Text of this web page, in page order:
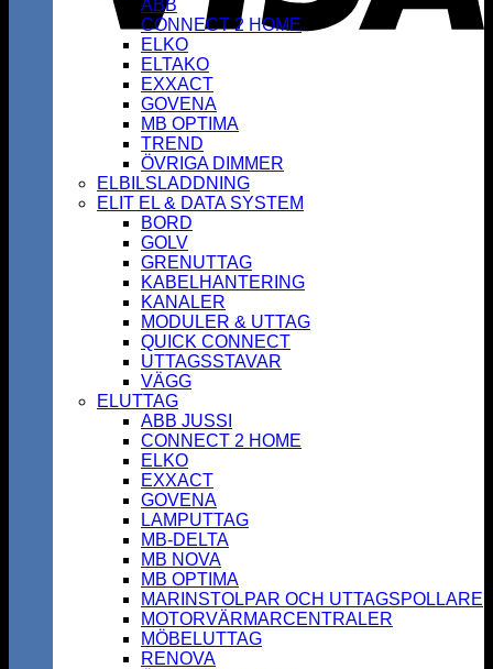
ABB
CONNECT 2 HOME
ELKO
ELTAKO
EXXACT
GOVENA
MB OPTIMA
TREND
ÖVRIGA DIMMER
ELBILSLADDNING
ELIT EL & DATA SYSTEM
BORD
GOLV
GRENUTTAG
KABELHANTERING
KANALER
MODULER & UTTAG
QUICK CONNECT
UTTAGSSTAVAR
VÄGG
ELUTTAG
ABB JUSSI
CONNECT 2 HOME
ELKO
EXXACT
GOVENA
LAMPUTTAG
MB-DELTA
MB NOVA
MB OPTIMA
MARINSTOLPAR OCH UTTAGSPOLLARE
MOTORVÄRMARCENTRALER
MÖBELUTTAG
RENOVA